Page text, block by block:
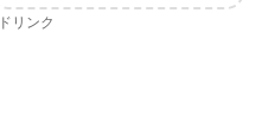
リンク